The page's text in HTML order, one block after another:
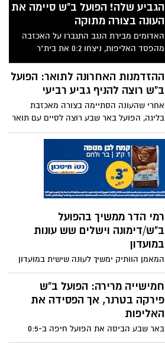
הגביע שלה! הפועל ב"ש סיימה את
העונה בצורה מתוקה
האדומים מבירת הנגב התגברו על האכזבה
מהפסד האליפות, ניצחו 0:2 את בית"ר
ירושלים בגמר גביע המדינה – וחוגגים תואר
שלישי בשש השנים האחרונות. ביטון ואחמד
כבשו, יאיר הורן הניף יחד עם שחקני הקבוצה
ההזדמנות האחרונה לתואר: הפועל
ב"ש רוצה להניף גביע רביעי
אחרי שהעונה הסתיימה בצורה מאכזבת
בליגה, הפועל באר שבע רוצה לסיים עם תואר
ולזכות בגביע שלישי בתוך חמש שנים – מול
בית"ר ירושלים, שמקווה לשחזר את ההישג
מ-2023 ולחגוג שוב מול קוז'וך.
רמי הדר ממשיך בהפועל
ב"ש/דימונה וישלים שש עונות
במועדון
המאמן הוותיק ימשיך לעונה שישית במועדון
הדרומי, במטרה להוביל את הקבוצה חזרה
לפלייאוף לאחר עונה טובה אך עם סיומת די
מאכזבת שהסתיימה במקום התשיעי. במועדון
מדגישים: "המשכיותו – אבן יסוד בחזון
חמישייה מרירה: הפועל ב"ש
פירקה בטרנר, אך הפסידה את
האליפות
באר שבע הביסה את הפועל חיפה ב-0:5
במשחק סיום העונה, אך ניצחון זהה של מכבי